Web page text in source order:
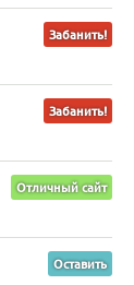
Забанить!
Забанить!
Отличный сайт
Оставить